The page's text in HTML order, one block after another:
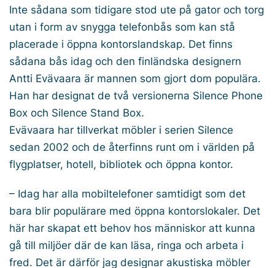
Inte sådana som tidigare stod ute på gator och torg
utan i form av snygga telefonbås som kan stå
placerade i öppna kontorslandskap. Det finns
sådana bås idag och den finländska designern
Antti Evävaara är mannen som gjort dom populära.
Han har designat de två versionerna Silence Phone
Box och Silence Stand Box.
Evävaara har tillverkat möbler i serien Silence
sedan 2002 och de återfinns runt om i världen på
flygplatser, hotell, bibliotek och öppna kontor.
– Idag har alla mobiltelefoner samtidigt som det
bara blir populärare med öppna kontorslokaler. Det
här har skapat ett behov hos människor att kunna
gå till miljöer där de kan läsa, ringa och arbeta i
fred. Det är därför jag designar akustiska möbler